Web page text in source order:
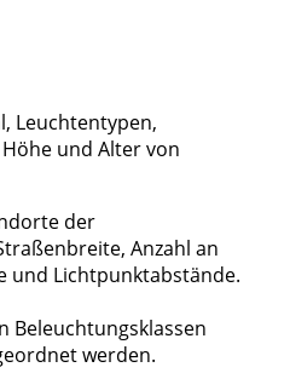
Leuchtentypen,
und Alter von
der
Anzahl an
und Lichtpunktabstände.
Beleuchtungsklassen
werden.